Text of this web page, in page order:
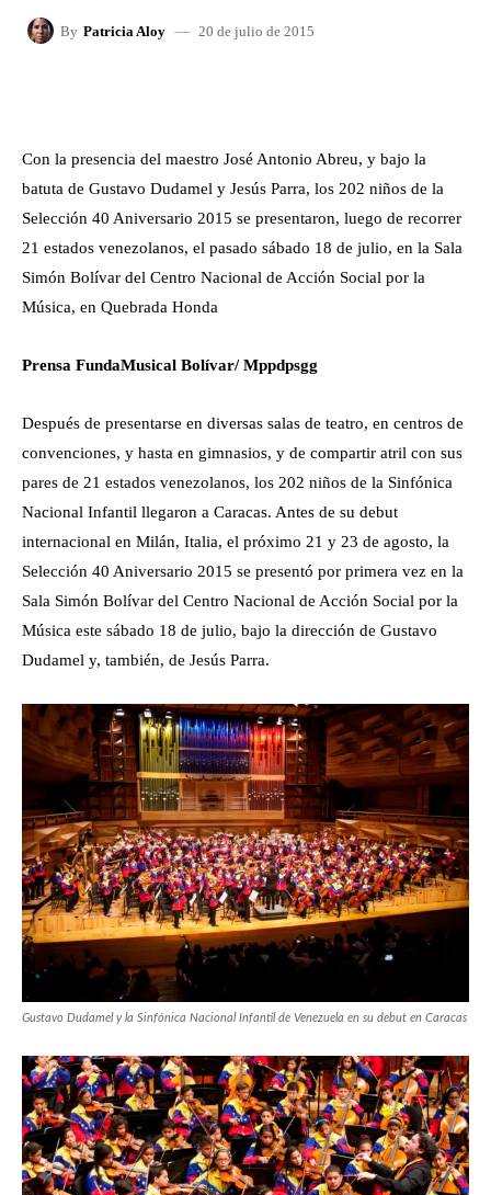
By Patricia Aloy 20 de julio de 2015
Con la presencia del maestro José Antonio Abreu, y bajo la
batuta de Gustavo Dudamel y Jesús Parra, los 202 niños de la
Selección 40 Aniversario 2015 se presentaron, luego de recorrer
21 estados venezolanos, el pasado sábado 18 de julio, en la Sala
Simón Bolívar del Centro Nacional de Acción Social por la
Música, en Quebrada Honda
Prensa FundaMusical Bolívar/ Mppdpsgg
Después de presentarse en diversas salas de teatro, en centros de
convenciones, y hasta en gimnasios, y de compartir atril con sus
pares de 21 estados venezolanos, los 202 niños de la Sinfónica
Nacional Infantil llegaron a Caracas. Antes de su debut
internacional en Milán, Italia, el próximo 21 y 23 de agosto, la
Selección 40 Aniversario 2015 se presentó por primera vez en la
Sala Simón Bolívar del Centro Nacional de Acción Social por la
Música este sábado 18 de julio, bajo la dirección de Gustavo
Dudamel y, también, de Jesús Parra.
Gustavo Dudamel y la Sinfónica Nacional Infantil de Venezuela en su debut en Caracas